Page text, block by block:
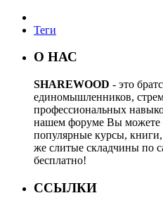
Теги
О НАС
SHAREWOOD - это
единомышленников,
профессиональных
нашем форуме Вы можете
популярные курсы,
же слитые складчины по
бесплатно!
ССЫЛКИ